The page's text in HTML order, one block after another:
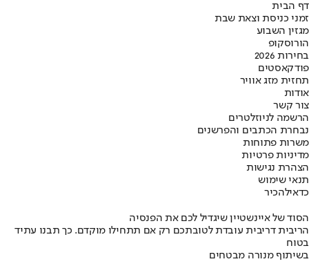
דף הבית
זמני כניסת וצאת שבת
מגזין השבוע
הורוסקופ
בחירות 2026
פודקאסטים
תחזית מזג אוויר
אודות
צור קשר
הרשמה לניוזלטרים
נבחרת הכתבים והפרשנים
משרות פתוחות
מדיניות פרטיות
הצהרת נגישות
תנאי שימוש
כדאילהכיר
הסוד של איינשטיין שיגדיל לכם את הפנסיה
הריבית דריבית עובדת לטובתכם רק אם תתחילו מוקדם. כך תבנו עתיד
בטוח
בשיתוף מנורה מבטחים